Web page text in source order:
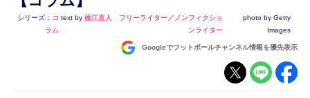
高校サッカー
シリーズ： コ
ラム
text by 藤江直人 フリーライター／ノンフィクショ
ンライター
photo by Getty
Images
Googleでフットボールチャンネル情報を優先表示